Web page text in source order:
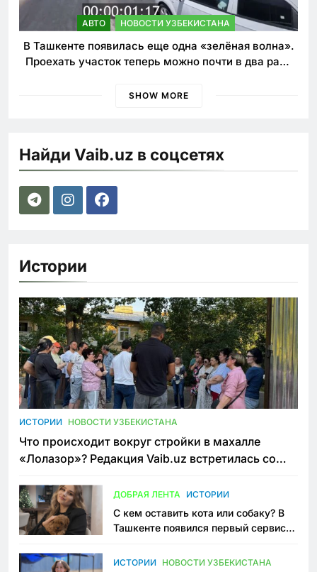
АВТО НОВОСТИ УЗБЕКИСТАНА
В Ташкенте появилась еще одна «зелёная волна».
Проехать участок теперь можно почти в два раза
SHOW MORE
Найди Vaib.uz в соцсетях
Истории
ИСТОРИИ НОВОСТИ УЗБЕКИСТАНА
Что происходит вокруг стройки в махалле
«Лолазор»? Редакция Vaib.uz встретилась со
ДОБРАЯ ЛЕНТА ИСТОРИИ
С кем оставить кота или собаку? В
Ташкенте появился первый сервис
ИСТОРИИ НОВОСТИ УЗБЕКИСТАНА